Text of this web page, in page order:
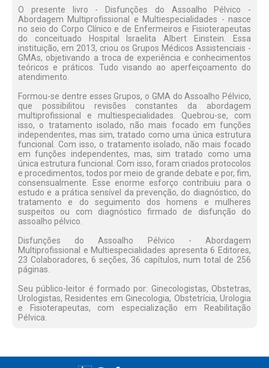
O presente livro - Disfunções do Assoalho Pélvico -
Abordagem Multiprofissional e Multiespecialidades - nasce
no seio do Corpo Clínico e de Enfermeiros e Fisioterapeutas
do conceituado Hospital Israelita Albert Einstein. Essa
instituição, em 2013, criou os Grupos Médicos Assistenciais -
GMAs, objetivando a troca de experiência e conhecimentos
teóricos e práticos. Tudo visando ao aperfeiçoamento do
atendimento.
Formou-se dentre esses Grupos, o GMA do Assoalho Pélvico,
que possibilitou revisões constantes da abordagem
multiprofissional e multiespecialidades. Quebrou-se, com
isso, o tratamento isolado, não mais focado em funções
independentes, mas sim, tratado como uma única estrutura
funcional. Com isso, o tratamento isolado, não mais focado
em funções independentes, mas, sim tratado como uma
única estrutura funcional. Com isso, foram criados protocolos
e procedimentos, todos por meio de grande debate e por, fim,
consensualmente. Esse enorme esforço contribuiu para o
estudo e a prática sensível da prevenção, do diagnóstico, do
tratamento e do seguimento dos homens e mulheres
suspeitos ou com diagnóstico firmado de disfunção do
assoalho pélvico.
Disfunções do Assoalho Pélvico - Abordagem
Multiprofissional e Multiespecialidades apresenta 6 Editores,
23 Colaboradores, 6 seções, 36 capítulos, num total de 256
páginas.
Seu público-leitor é formado por: Ginecologistas, Obstetras,
Urologistas, Residentes em Ginecologia, Obstetrícia, Urologia
e Fisioterapeutas, com especialização em Reabilitação
Pélvica.